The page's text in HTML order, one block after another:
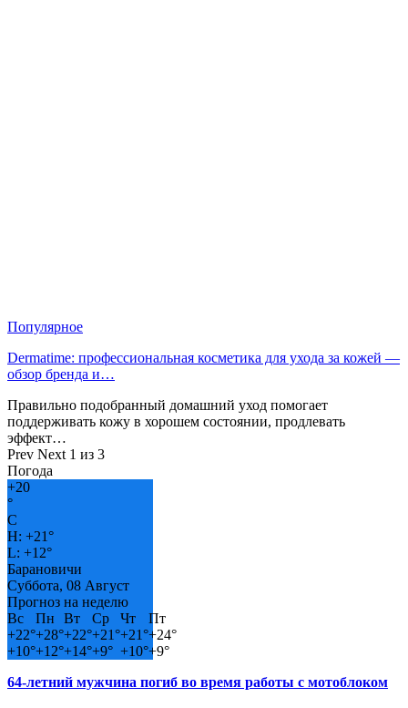
Популярное
Dermatime: профессиональная косметика для ухода за кожей —
обзор бренда и…
Правильно подобранный домашний уход помогает
поддерживать кожу в хорошем состоянии, продлевать
эффект…
Prev Next 1 из 3
Погода
+20
°
C
H: +21°
L: +12°
Барановичи
Суббота, 08 Август
Прогноз на неделю
Вс
Пн Вт Ср Чт
Пт
+22°+28°+22°+21°+21°+24°
+10°+12°+14°+9° +10°+9°
64-летний мужчина погиб во время работы с мотоблоком